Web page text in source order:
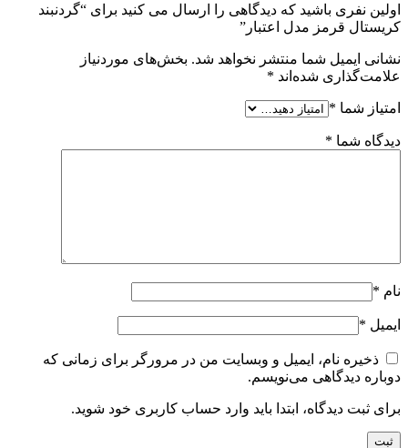
اولین نفری باشید که دیدگاهی را ارسال می کنید برای “گردنبند
کریستال قرمز مدل اعتبار”
نشانی ایمیل شما منتشر نخواهد شد. بخش‌های موردنیاز
علامت‌گذاری شده‌اند *
امتیاز شما *
دیدگاه شما *
نام *
ایمیل *
ذخیره نام، ایمیل و وبسایت من در مرورگر برای زمانی که
دوباره دیدگاهی می‌نویسم.
برای ثبت دیدگاه، ابتدا باید وارد حساب کاربری خود شوید.